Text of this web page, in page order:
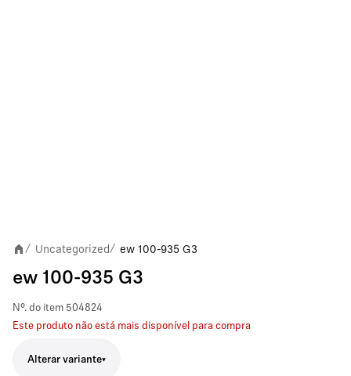
/ Uncategorized / ew 100-935 G3
ew 100-935 G3
Nº. do item 504824
Este produto não está mais disponível para compra
Alterar variante